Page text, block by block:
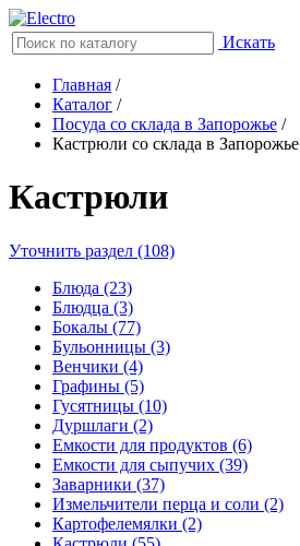
Искать
Главная /
Каталог /
Посуда со склада в Запорожье /
Кастрюли со склада в Запорожье
Кастрюли
Уточнить раздел (108)
Блюда (23)
Блюдца (3)
Бокалы (77)
Бульонницы (3)
Венчики (4)
Графины (5)
Гусятницы (10)
Дуршлаги (2)
Емкости для продуктов (6)
Емкости для сыпучих (39)
Заварники (37)
Измельчители перца и соли (2)
Картофелемялки (2)